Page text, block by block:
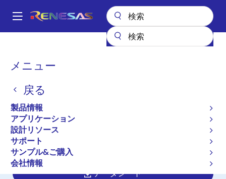
ン
Main
メニュー
戻る
製品情報
アプリケーション
設計リソース
サポート
サンプル&ご購入
会社情報
パ
く
ず
オペアンプ 汎用オペアンプ READ4354J
READ4354J
アクティブ
車載グレード、高駆動性、高スルーレ
ート、入出力フルレンジ、CMOSクワ
ッドオペアンプ、VIO ≤ ±6mV、SR =
8V/μs
データシート